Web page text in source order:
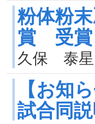
粉体粉
賞 受賞
久保 泰星
【お知
試合同